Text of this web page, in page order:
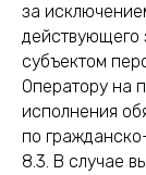
за
действующего
субъектом
Оператору на
исполнения
по
8.3. В случае